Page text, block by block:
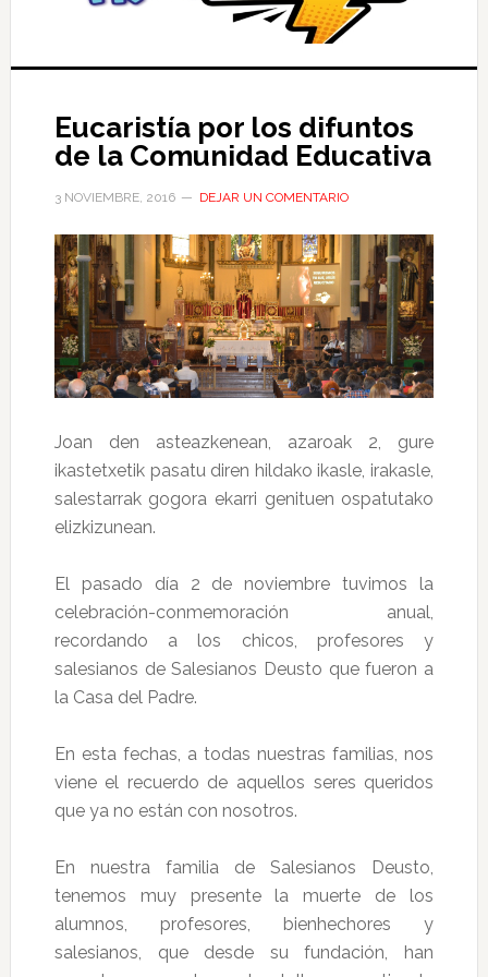
Eucaristía por los difuntos
de la Comunidad Educativa
3 NOVIEMBRE, 2016 DEJAR UN COMENTARIO
Joan den asteazkenean, azaroak 2, gure
ikastetxetik pasatu diren hildako ikasle, irakasle,
salestarrak gogora ekarri genituen ospatutako
elizkizunean.
El pasado día 2 de noviembre tuvimos la
celebración-conmemoración anual,
recordando a los chicos, profesores y
salesianos de Salesianos Deusto que fueron a
la Casa del Padre.
En esta fechas, a todas nuestras familias, nos
viene el recuerdo de aquellos seres queridos
que ya no están con nosotros.
En nuestra familia de Salesianos Deusto,
tenemos muy presente la muerte de los
alumnos, profesores, bienhechores y
salesianos, que desde su fundación, han